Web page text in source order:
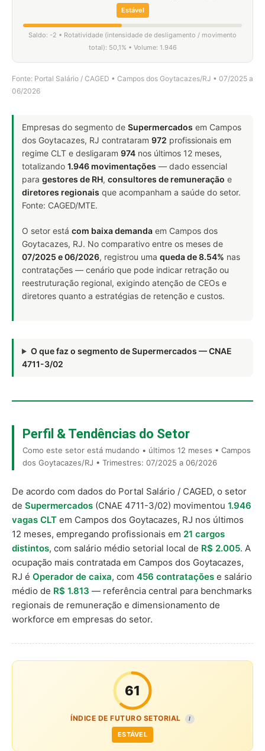
Estável
Saldo: -2 • Rotatividade (intensidade de desligamento / movimento
total): 50,1% • Volume: 1.946
Fonte: Portal Salário / CAGED • Campos dos Goytacazes/RJ • 07/2025 a
06/2026
Empresas do segmento de Supermercados em Campos
dos Goytacazes, RJ contrataram 972 profissionais em
regime CLT e desligaram 974 nos últimos 12 meses,
totalizando 1.946 movimentações — dado essencial
para gestores de RH, consultores de remuneração e
diretores regionais que acompanham a saúde do setor.
Fonte: CAGED/MTE.
O setor está com baixa demanda em Campos dos
Goytacazes, RJ. No comparativo entre os meses de
07/2025 e 06/2026, registrou uma queda de 8.54% nas
contratações — cenário que pode indicar retração ou
reestruturação regional, exigindo atenção de CEOs e
diretores quanto a estratégias de retenção e custos.
O que faz o segmento de Supermercados — CNAE
4711-3/02
Perfil & Tendências do Setor
Como este setor está mudando • últimos 12 meses • Campos
dos Goytacazes/RJ • Trimestres: 07/2025 a 06/2026
De acordo com dados do Portal Salário / CAGED, o setor
de Supermercados (CNAE 4711-3/02) movimentou 1.946
vagas CLT em Campos dos Goytacazes, RJ nos últimos
12 meses, empregando profissionais em 21 cargos
distintos, com salário médio setorial local de R$ 2.005. A
ocupação mais contratada em Campos dos Goytacazes,
RJ é Operador de caixa, com 456 contratações e salário
médio de R$ 1.813 — referência central para benchmarks
regionais de remuneração e dimensionamento de
workforce em empresas do setor.
61
ÍNDICE DE FUTURO SETORIAL I
ESTÁVEL